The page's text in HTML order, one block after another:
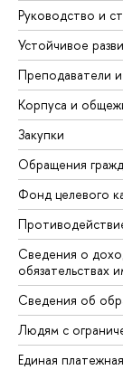
Руководство и
Устойчивое
Преподаватели
Корпуса и
Закупки
Обращения
Фонд целевого
Сведения о
обязательствах
Сведения об
Людям с
Единая